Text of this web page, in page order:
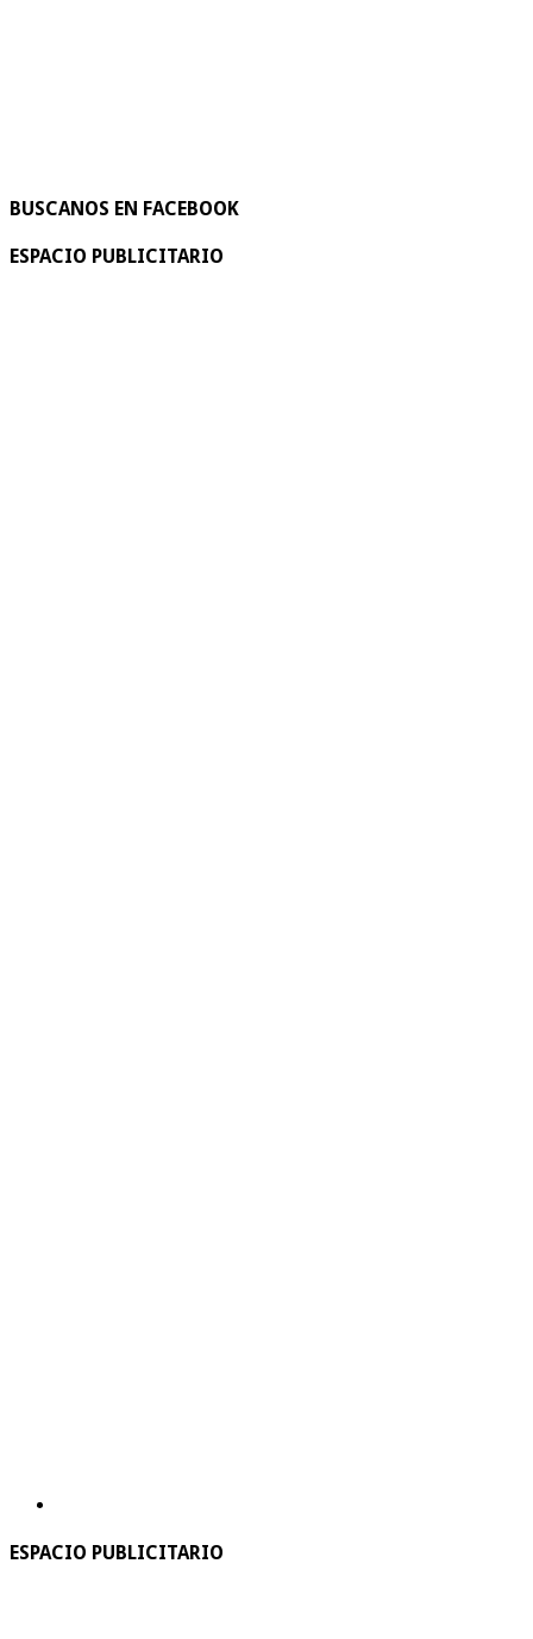
BUSCANOS EN FACEBOOK
ESPACIO PUBLICITARIO
ESPACIO PUBLICITARIO